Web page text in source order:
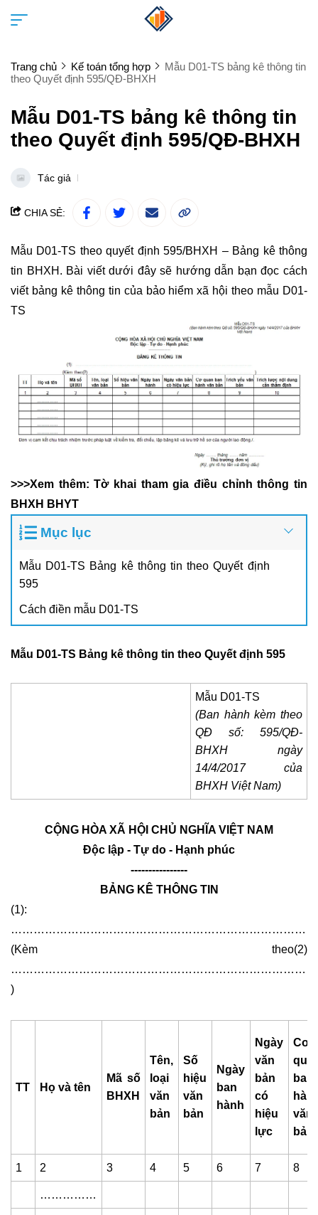
Trang chủ Kế toán tổng hợp
Mẫu D01-TS bảng kê thông tin
theo Quyết định 595/QĐ-BHXH
Mẫu D01-TS bảng kê thông tin
theo Quyết định 595/QĐ-BHXH
Tác giả
CHIA SẺ:
Mẫu D01-TS theo quyết định 595/BHXH – Bảng kê thông
tin BHXH. Bài viết dưới đây sẽ hướng dẫn bạn đọc cách
viết bảng kê thông tin của bảo hiểm xã hội theo mẫu D01-
TS
>>>Xem thêm:Tờ khai tham gia điều chỉnh thông tin
BHXH BHYT
Mục lục
Mẫu D01-TS Bảng kê thông tin theo Quyết định
595
Cách điền mẫu D01-TS
Mẫu D01-TS Bảng kê thông tin theo Quyết định 595
Mẫu D01-TS
(Ban hành kèm theo
QĐ số: 595/QĐ-
BHXH ngày
14/4/2017 của
BHXH Việt Nam)
CỘNG HÒA XÃ HỘI CHỦ NGHĨA VIỆT NAM
Độc lập - Tự do - Hạnh phúc
----------------
BẢNG KÊ THÔNG TIN
(1):
(Kèm theo(2)
)
TT Họ và tên
Mã số
BHXH
Tên,
loại
văn
bản
Số
hiệu
văn
bản
Ngày
ban
hành
Ngày
văn
bản
có
hiệu
lực
Cơ
ban
văn
bản
1 2 3 4 5 6 7 8
……………